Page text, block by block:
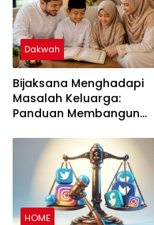
Dakwah
Bijaksana Menghadapi
Masalah Keluarga:
Panduan Membangun
Perspektif Islam
HOME